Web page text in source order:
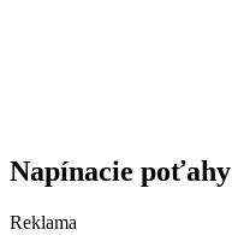
Napínacie
Reklama